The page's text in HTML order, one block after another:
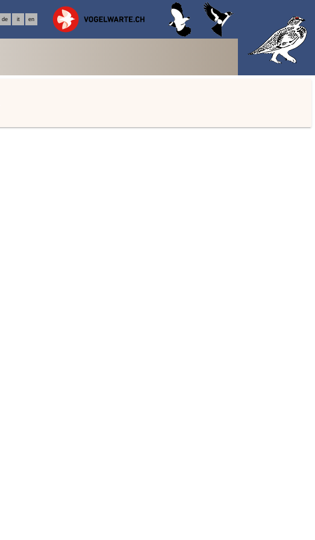
de it en